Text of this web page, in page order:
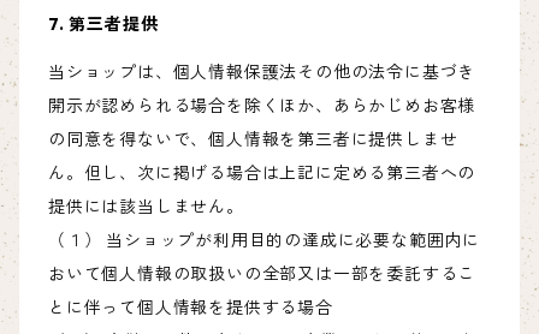
7. 第三者提供
当ショップは、個人情報保護法その他の法令に基づき
開示が認められる場合を除くほか、あらかじめお客様
の同意を得ないで、個人情報を第三者に提供しませ
ん。但し、次に掲げる場合は上記に定める第三者への
提供には該当しません。
（１） 当ショップが利用目的の達成に必要な範囲内に
おいて個人情報の取扱いの全部又は一部を委託するこ
とに伴って個人情報を提供する場合